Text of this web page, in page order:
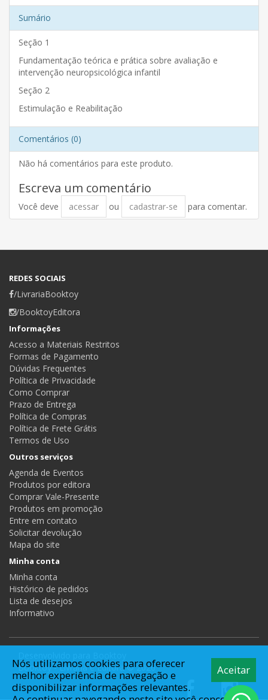
Sumário
Seção 1
Fundamentação teórica e prática sobre avaliação e
intervenção neuropsicológica infantil
Seção 2
Estimulação e Reabilitação
Comentários (0)
Não há comentários para este produto.
Escreva um comentário
Você deve acessar ou cadastrar-se para comentar.
REDES SOCIAIS
/LivrariaBooktoy
/BooktoyEditora
Informações
Acesso a Materiais Restritos
Formas de Pagamento
Dúvidas Frequentes
Política de Privacidade
Como Comprar
Prazo de Entrega
Política de Compras
Política de Frete Grátis
Termos de Uso
Outros serviços
Agenda de Eventos
Produtos por editora
Comprar Vale-Presente
Produtos em promoção
Entre em contato
Solicitar devolução
Mapa do site
Minha conta
Minha conta
Histórico de pedidos
Lista de desejos
Informativo
Booktoy - Livraria e Editora © 2026
Aceitar
Nós utilizamos cookies para oferecer
melhor experiência de navegação e
disponibilizar informações relevantes.